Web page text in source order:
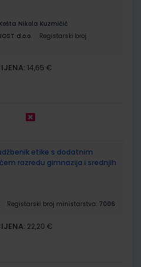
Nikola Kuzmičić
d.o.o.
Registarski broj
14,65 €
udžbenik etike s dodatnim
razredu gimnazija i srednjih
Registarski broj ministarstva: 7006
22,20 €